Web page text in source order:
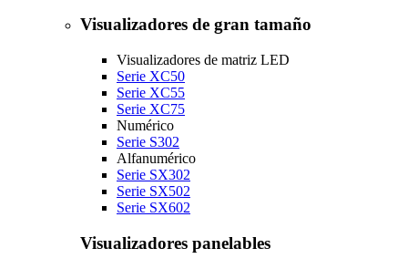
Visualizadores de gran tamaño
Visualizadores de matriz LED
Serie XC50
Serie XC55
Serie XC75
Numérico
Serie S302
Alfanumérico
Serie SX302
Serie SX502
Serie SX602
Visualizadores panelables